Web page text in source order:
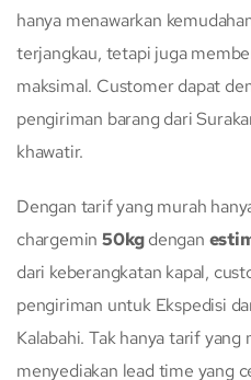
hanya menawarkan
terjangkau, tetapi juga
maksimal. Customer dapat
pengiriman barang dari
khawatir.
Dengan tarif yang murah
chargemin50kgdengan
dari keberangkatan kapal,
pengiriman untuk Ekspedisi
Kalabahi. Tak hanya tarif yang
menyediakan lead time yang